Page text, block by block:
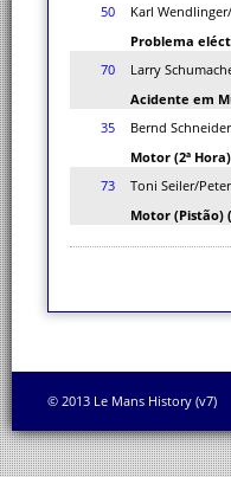
50
Karl
Problema
70
Larry
Acidente em
35
Bernd
Motor (2ª
73
Toni Seiler/
Motor (Pistão)
© 2013 Le Mans History (v7)